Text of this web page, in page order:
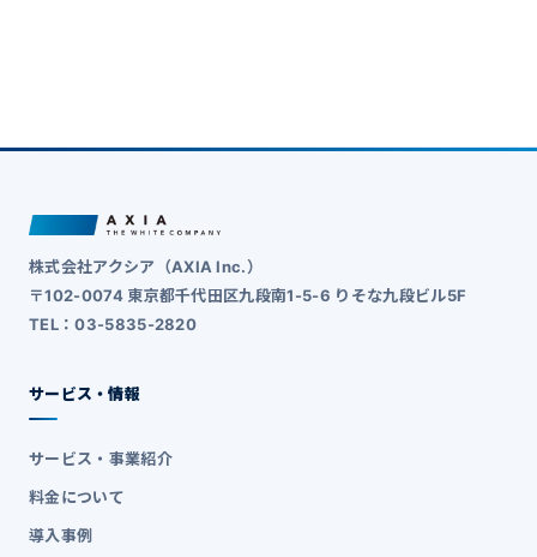
株式会社アクシア（AXIA Inc.）
〒102-0074 東京都千代田区九段南1-5-6 りそな九段ビル5F
TEL：03-5835-2820
サービス・情報
サービス・事業紹介
料金について
導入事例